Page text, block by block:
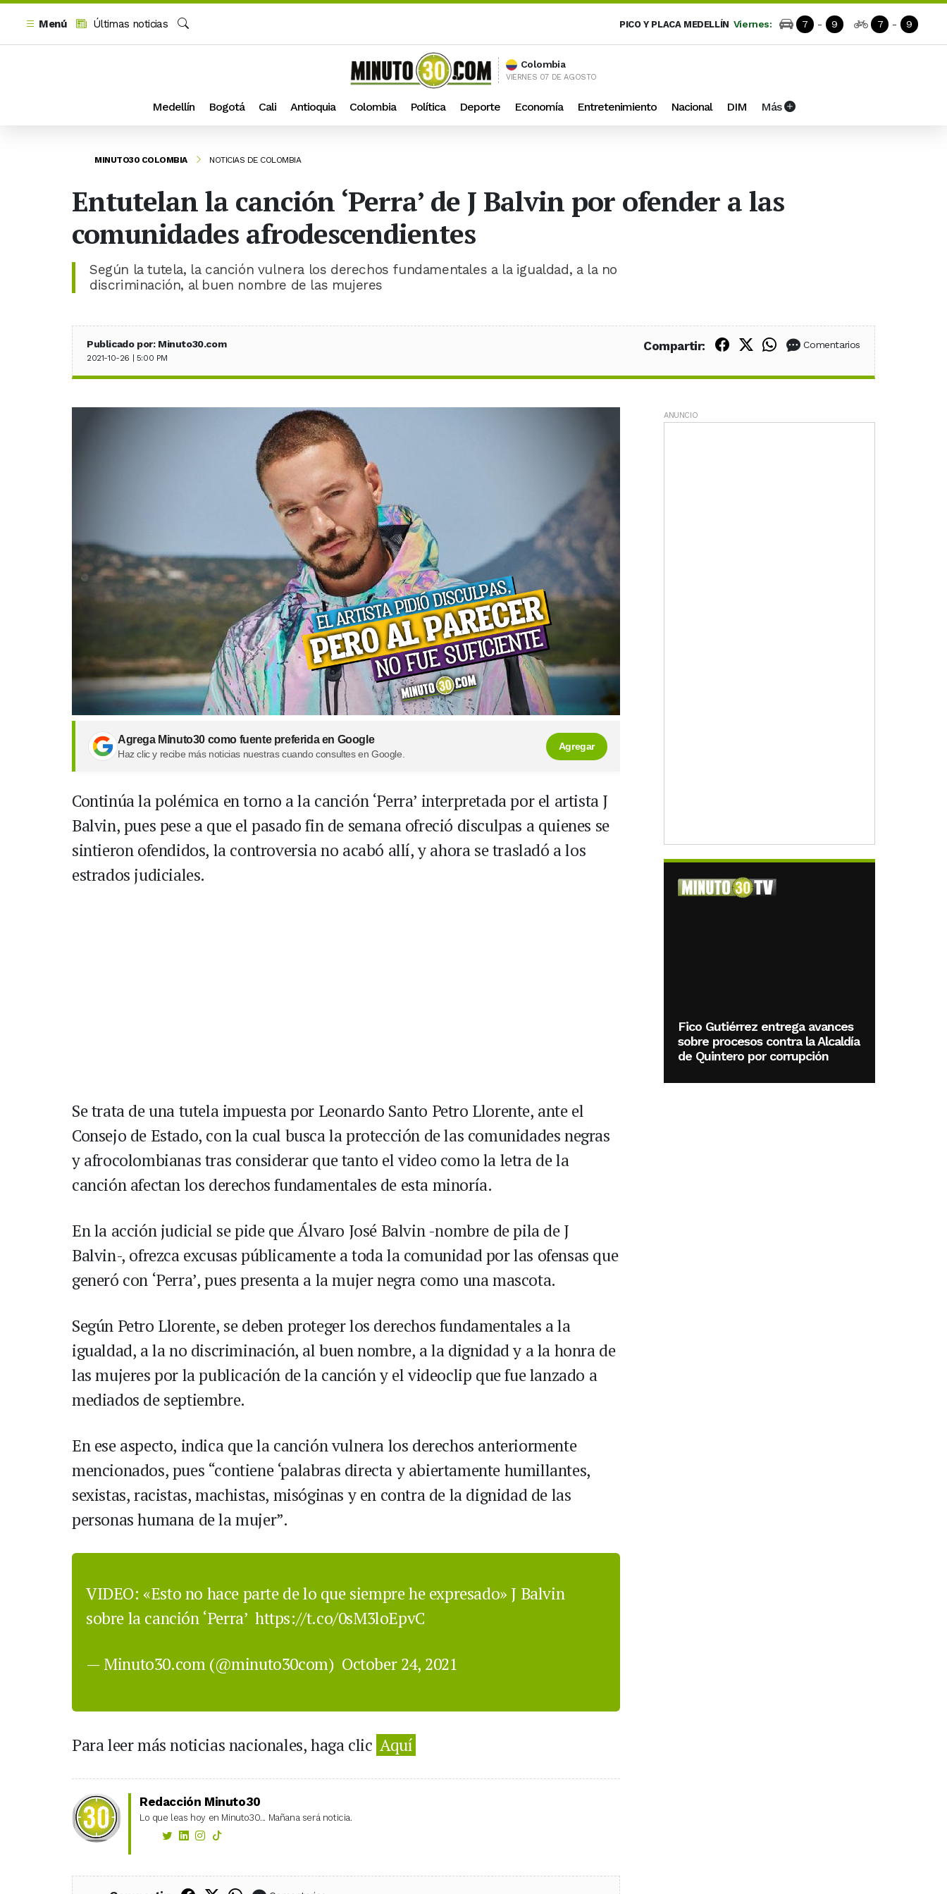
Menú
Últimas noticias
PICO Y PLACA MEDELLÍN Viernes: 7 - 9 7 - 9
Colombia
VIERNES 07 DE AGOSTO
Medellín Bogotá Cali Antioquia Colombia Política Deporte Economía Entretenimiento Nacional DIM Más
MINUTO30 COLOMBIA NOTICIAS DE COLOMBIA
Entutelan la canción ‘Perra’ de J Balvin por ofender a las
comunidades afrodescendientes
Según la tutela, la canción vulnera los derechos fundamentales a la igualdad, a la no
discriminación, al buen nombre de las mujeres
Publicado por: Minuto30.com
2021-10-26 | 5:00 PM
Compartir: Compartir en Facebook
Compartir en X (Twitter)
Compartir en WhatsApp
Comentarios
Agrega Minuto30 como fuente preferida en Google
Haz clic y recibe más noticias nuestras cuando consultes en Google.
Agregar
Continúa la polémica en torno a la canción ‘Perra’ interpretada por el artista J
Balvin, pues pese a que el pasado fin de semana ofreció disculpas a quienes se
sintieron ofendidos, la controversia no acabó allí, y ahora se trasladó a los
estrados judiciales.
Se trata de una tutela impuesta por Leonardo Santo Petro Llorente, ante el
Consejo de Estado, con la cual busca la protección de las comunidades negras
y afrocolombianas tras considerar que tanto el video como la letra de la
canción afectan los derechos fundamentales de esta minoría.
En la acción judicial se pide que Álvaro José Balvin -nombre de pila de J
Balvin-, ofrezca excusas públicamente a toda la comunidad por las ofensas que
generó con ‘Perra’, pues presenta a la mujer negra como una mascota.
Según Petro Llorente, se deben proteger los derechos fundamentales a la
igualdad, a la no discriminación, al buen nombre, a la dignidad y a la honra de
las mujeres por la publicación de la canción y el videoclip que fue lanzado a
mediados de septiembre.
En ese aspecto, indica que la canción vulnera los derechos anteriormente
mencionados, pues “contiene ‘palabras directa y abiertamente humillantes,
sexistas, racistas, machistas, misóginas y en contra de la dignidad de las
personas humana de la mujer”.
VIDEO: «Esto no hace parte de lo que siempre he expresado» J Balvin
sobre la canción ‘Perra’ https://t.co/0sM3loEpvC
— Minuto30.com (@minuto30com) October 24, 2021
Para leer más noticias nacionales, haga clic Aquí
Redacción Minuto30
Lo que leas hoy en Minuto30... Mañana será noticia.
ANUNCIO
Fico Gutiérrez entrega avances
sobre procesos contra la Alcaldía
de Quintero por corrupción